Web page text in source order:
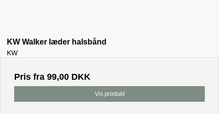
KW Walker læder halsbånd
KW
Pris fra 99,00 DKK
Vis produkt